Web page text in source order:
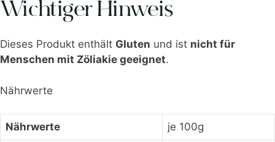
Wichtiger Hinweis
Dieses Produkt enthält Gluten und ist nicht für
Menschen mit Zöliakie geeignet.
Nährwerte
Nährwerte je 100g